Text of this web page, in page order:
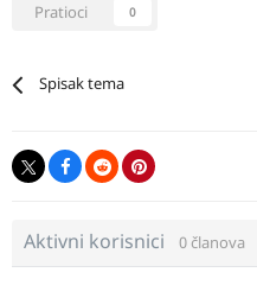
Pratioci 0
Spisak tema
Aktivni korisnici 0 članova